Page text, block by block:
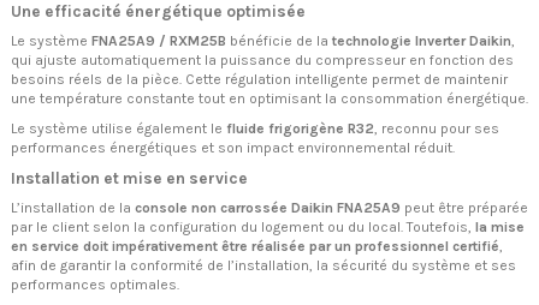
Une efficacité énergétique optimisée
Le système FNA25A9 / RXM25B bénéficie de la technologie Inverter Daikin
qui ajuste automatiquement la puissance du compresseur en fonction des
besoins réels de la pièce. Cette régulation intelligente permet de maintenir
une température constante tout en optimisant la consommation énergétique.
Le système utilise également le fluide frigorigène R32, reconnu pour ses
performances énergétiques et son impact environnemental réduit.
Installation et mise en service
L’installation de la console non carrossée Daikin FNA25A9 peut être préparée
par le client selon la configuration du logement ou du local. Toutefois, la mise
en service doit impérativement être réalisée par un professionnel certifié,
afin de garantir la conformité de l’installation, la sécurité du système et ses
performances optimales.